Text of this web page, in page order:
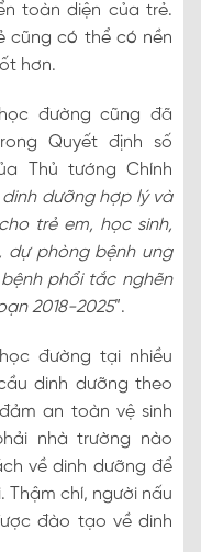
toàn diện của trẻ.
cũng có thể có nền
hơn.
đường cũng đã
Quyết định số
Thủ tướng Chính
dưỡng hợp lý và
trẻ em, học sinh,
dự phòng bệnh ung
phổi tắc nghẽn
2018-2025”.
đường tại nhiều
dinh dưỡng theo
an toàn vệ sinh
nhà trường nào
về dinh dưỡng để
Thậm chí, người nấu
đào tạo về dinh